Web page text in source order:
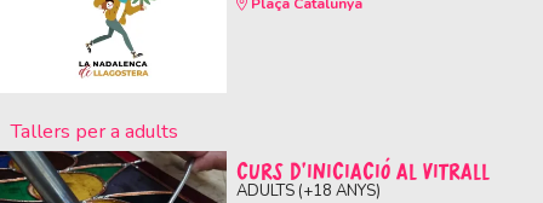
Tallers per a adults
CURS D’INICIACIÓ AL VITRALL
ADULTS (+18 ANYS)